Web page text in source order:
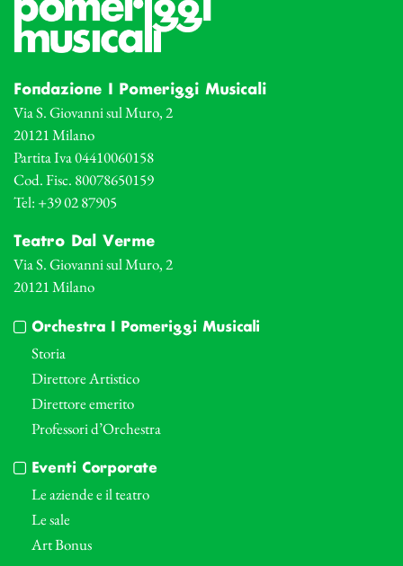
Fondazione I Pomeriggi Musicali
Via S. Giovanni sul Muro, 2
20121 Milano
Partita Iva 04410060158
Cod. Fisc. 80078650159
Tel: +39 02 87905
Teatro Dal Verme
Via S. Giovanni sul Muro, 2
20121 Milano
Orchestra I Pomeriggi Musicali
Storia
Direttore Artistico
Direttore emerito
Professori d’Orchestra
Eventi Corporate
Le aziende e il teatro
Le sale
Art Bonus